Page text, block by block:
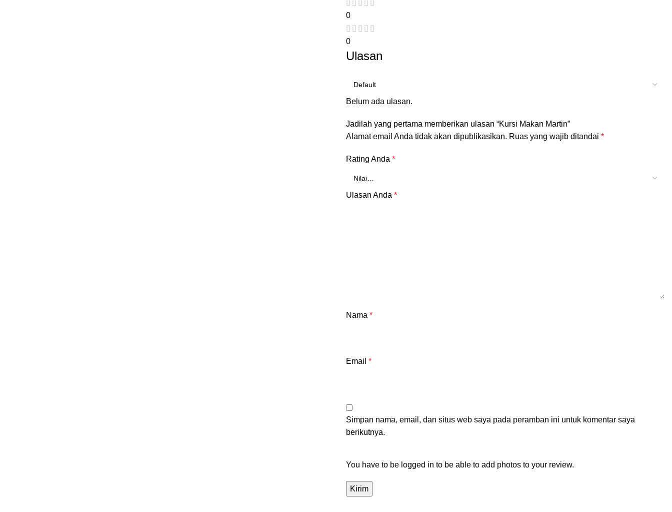
0
0
Ulasan
Belum ada ulasan.
Jadilah yang pertama memberikan ulasan “Kursi Makan Martin”
Alamat email Anda tidak akan dipublikasikan. Ruas yang wajib ditandai *
Rating Anda *
Ulasan Anda *
Nama *
Email *
Simpan nama, email, dan situs web saya pada peramban ini untuk komentar saya
berikutnya.
You have to be logged in to be able to add photos to your review.